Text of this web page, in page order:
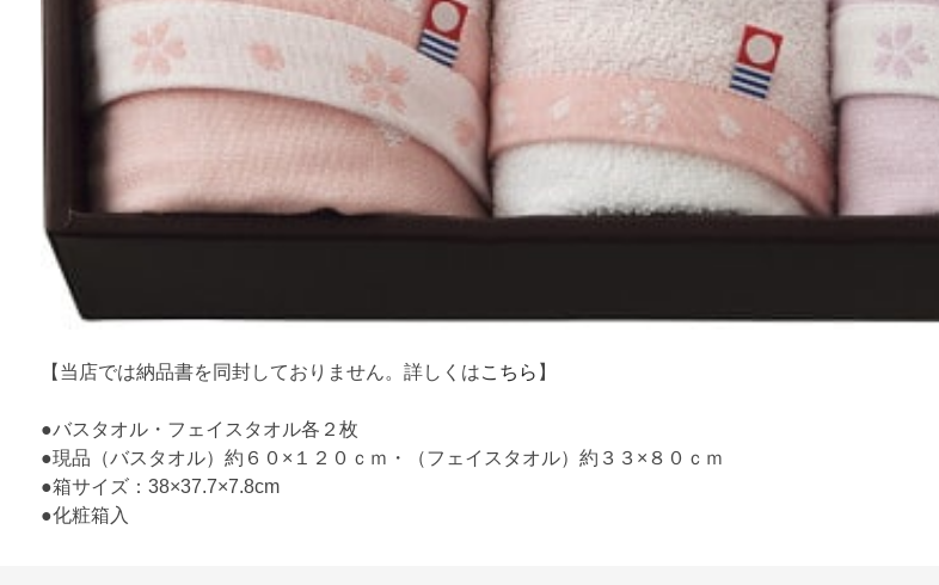
【当店では納品書を同封しておりません。詳しくはこちら 】
●バスタオル・フェイスタオル各２枚
●現品（バスタオル）約６０×１２０ｃｍ・（フェイスタオル）約３３×８０ｃｍ
●箱サイズ：38×37.7×7.8cm
●化粧箱入